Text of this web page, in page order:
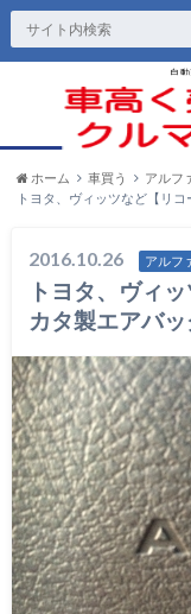
自
ホーム 車買う
アルフ
トヨタ、ヴィッツなど【リ
2016.10.26 アルフ
トヨタ、ヴィ
カタ製エアバ